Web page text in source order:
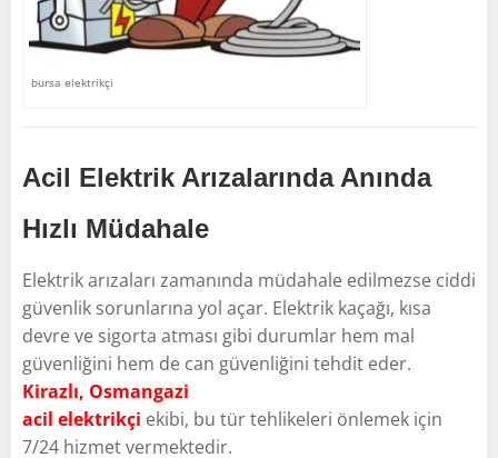
bursa elektrikçi
Acil Elektrik Arızalarında Anında
Hızlı Müdahale
Elektrik arızaları zamanında müdahale edilmezse ciddi
güvenlik sorunlarına yol açar. Elektrik kaçağı, kısa
devre ve sigorta atması gibi durumlar hem mal
güvenliğini hem de can güvenliğini tehdit eder.
Kirazlı, Osmangazi
acil elektrikçi ekibi, bu tür tehlikeleri önlemek için
7/24 hizmet vermektedir.